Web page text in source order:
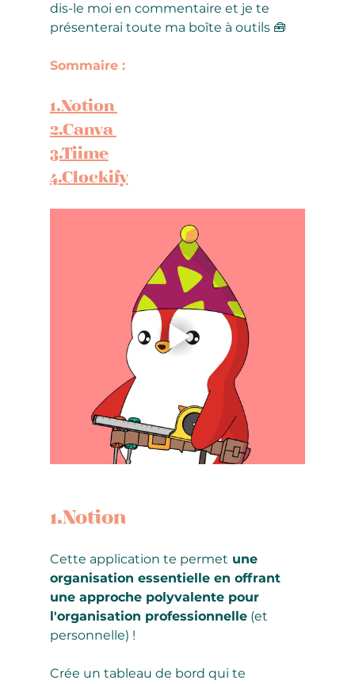
dis-le moi en commentaire et je te
présenterai toute ma boîte à outils 🧰
Sommaire :
1.Notion
2.Canva
3.Tiime
4.Clockify
1.Notion
Cette application te permet une
organisation essentielle en offrant
une approche polyvalente pour
l'organisation professionnelle (et
personnelle) !
Crée un tableau de bord qui te